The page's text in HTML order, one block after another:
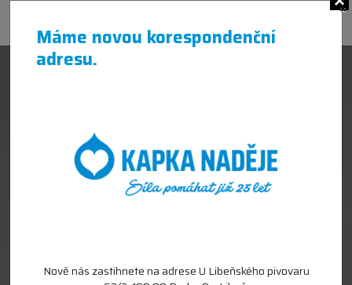
Máme novou korespondenční
adresu.
×
Nově nás zastihnete na adrese U Libeňského pivovaru